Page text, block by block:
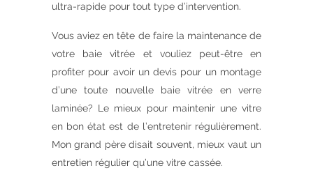
ultra-rapide pour tout type d’intervention.
Vous aviez en tête de faire la maintenance de
votre baie vitrée et vouliez peut-être en
profiter pour avoir un devis pour un montage
d’une toute nouvelle baie vitrée en verre
laminée? Le mieux pour maintenir une vitre
en bon état est de l’entretenir régulièrement.
Mon grand père disait souvent, mieux vaut un
entretien régulier qu’une vitre cassée.